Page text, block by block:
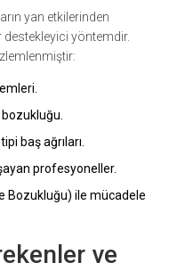
yan etkilerinden
destekleyici yöntemdir.
baş ağrıları.
profesyoneller.
Bozukluğu) ile mücadele
ve